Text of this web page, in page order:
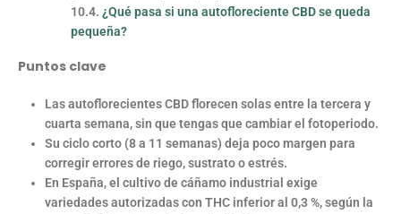
¿Qué pasa si una autofloreciente CBD se queda
pequeña?
Puntos clave
Las autoflorecientes CBD florecen solas entre la tercera y
cuarta semana, sin que tengas que cambiar el fotoperiodo.
Su ciclo corto (8 a 11 semanas) deja poco margen para
corregir errores de riego, sustrato o estrés.
En España, el cultivo de cáñamo industrial exige
variedades autorizadas con THC inferior al 0,3 %, según la